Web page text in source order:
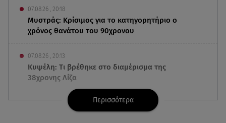
07.08.26 , 20:18
Μυστράς: Κρίσιμος για το κατηγορητήριο ο
χρόνος θανάτου του 90χρονου
07.08.26 , 20:13
Κυψέλη: Tι βρέθηκε στο διαμέρισμα της
38χρονης Λίζα
Συντάξεις Σεπτεμβρίου: Πότε θα μπουν τα
Περισσότερα